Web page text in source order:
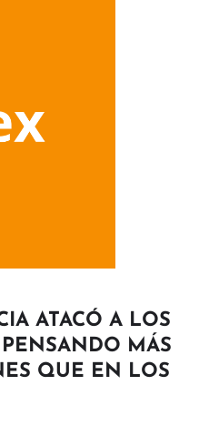
ATACÓ A LOS
MÁS
QUE EN LOS